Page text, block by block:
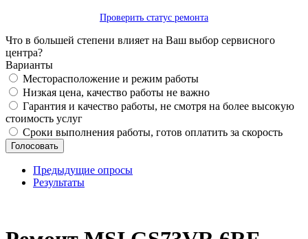
Проверить статус ремонта
Что в большей степени влияет на Ваш выбор сервисного
центра?
Варианты
Месторасположение и режим работы
Низкая цена, качество работы не важно
Гарантия и качество работы, не смотря на более высокую
стоимость услуг
Сроки выполнения работы, готов оплатить за скорость
Предыдущие опросы
Результаты